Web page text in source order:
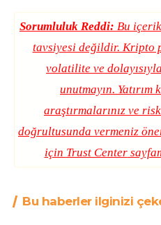
Sorumluluk Reddi: Bu
tavsiyesi değildir. Kripto
volatilite ve
unutmayın. Yatırım
araştırmalarınız ve
doğrultusunda vermeniz
için Trust Center
Bu haberler ilginizi